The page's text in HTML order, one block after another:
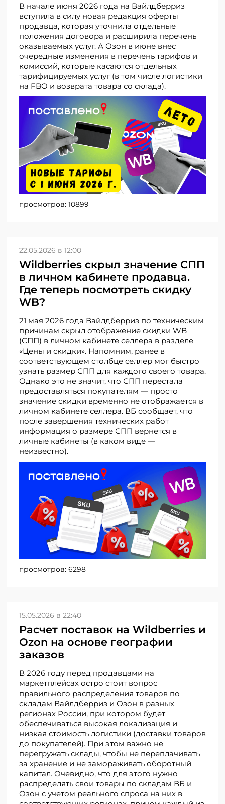
В начале июня 2026 года на Вайлдберриз
вступила в силу новая редакция оферты
продавца, которая уточнила отдельные
положения договора и расширила перечень
оказываемых услуг. А Озон в июне внес
очередные изменения в перечень тарифов и
комиссий, которые касаются отдельных
тарифицируемых услуг (в том числе логистики
на FBO и возврата товара со склада).
просмотров: 10899
22.05.2026 в 12:00
Wildberries скрыл значение СПП
в личном кабинете продавца.
Где теперь посмотреть скидку
WB?
21 мая 2026 года Вайлдберриз по техническим
причинам скрыл отображение скидки WB
(СПП) в личном кабинете селлера в разделе
«Цены и скидки». Напомним, ранее в
соответствующем столбце селлер мог быстро
узнать размер СПП для каждого своего товара.
Однако это не значит, что СПП перестала
предоставляться покупателям — просто
значение скидки временно не отображается в
личном кабинете селлера. ВБ сообщает, что
после завершения технических работ
информация о размере СПП вернется в
личные кабинеты (в каком виде —
неизвестно).
просмотров: 6298
15.05.2026 в 22:40
Расчет поставок на Wildberries и
Ozon на основе географии
заказов
В 2026 году перед продавцами на
маркетплейсах остро стоит вопрос
правильного распределения товаров по
складам Вайлдберриз и Озон в разных
регионах России, при котором будет
обеспечиваться высокая локализация и
низкая стоимость логистики (доставки товаров
до покупателей). При этом важно не
перегружать склады, чтобы не переплачивать
за хранение и не замораживать оборотный
капитал. Очевидно, что для этого нужно
распределять свои товары по складам ВБ и
Озон с учетом реального спроса на них в